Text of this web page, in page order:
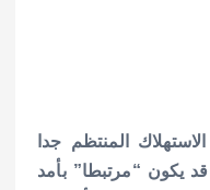
المنتظم جدا
يكون “مرتبطا” بأمد